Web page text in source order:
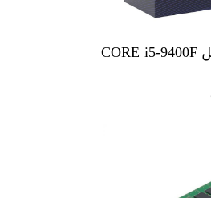
پردازنده اینتل CORE i5-9400F